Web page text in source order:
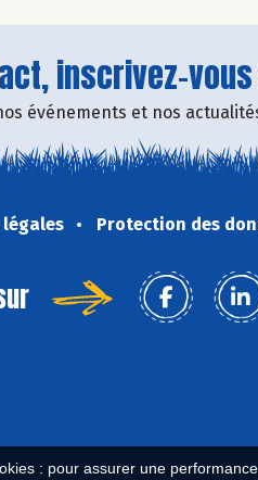
: pour assurer une
inscrivez-
événements et nos
Protection des